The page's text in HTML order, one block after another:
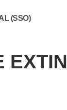
(SSO)